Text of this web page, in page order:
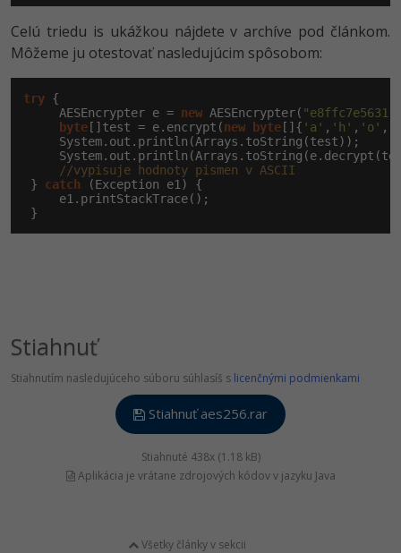
Celú triedu is ukážkou nájdete v archíve pod článkom.
Môžeme ju otestovať nasledujúcim spôsobom:
try {
     AESEncrypter e =
new AESEncrypter(
byte []test = e.encrypt(new byte []{ 'a' , 'h' , 'o' ,
     System.out.println(Arrays.toString(test));
//vypisuje hodnoty pismen v ASCII
} catch (Exception e1) {
     e1.printStackTrace();
}
Stiahnuť
Stiahnutím nasledujúceho súboru súhlasíš s licenčnými podmienkami
Stiahnuť aes256.rar
Stiahnuté 438x (1.18 kB)
Aplikácia je vrátane zdrojových kódov v jazyku Java
Všetky články v sekcii